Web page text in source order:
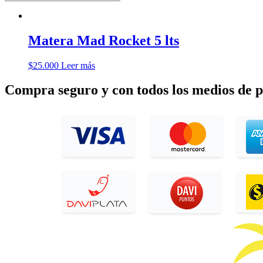
Matera Mad Rocket 5 lts
$25.000 Leer más
Compra seguro y con todos los medios de